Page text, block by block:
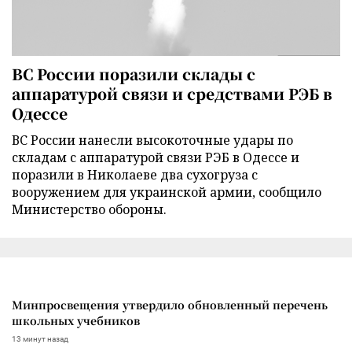
ВС России поразили склады с
аппаратурой связи и средствами РЭБ в
Одессе
ВС России нанесли высокоточные удары по
складам с аппаратурой связи РЭБ в Одессе и
поразили в Николаеве два сухогруза с
вооружением для украинской армии, сообщило
Министерство обороны.
Минпросвещения утвердило обновленный перечень
школьных учебников
13 минут назад